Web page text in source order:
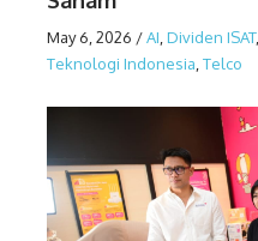
May 6, 2026 /AI Dividen ISAT,
Teknologi Indonesia Telco